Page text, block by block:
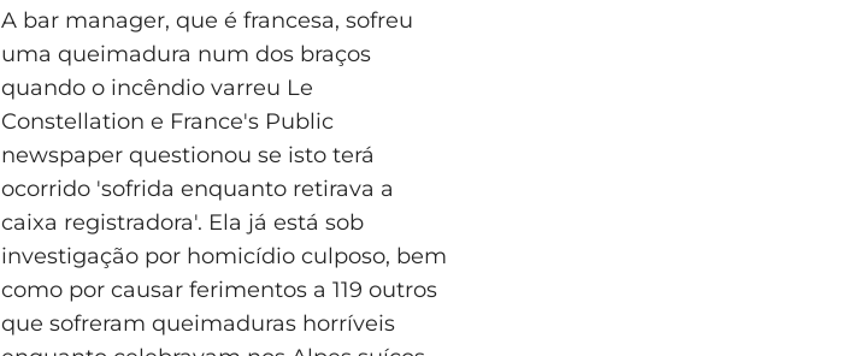
A bar manager, que é francesa, sofreu
uma queimadura num dos braços
quando o incêndio varreu Le
Constellation e France's Public
newspaper questionou se isto terá
ocorrido 'sofrida enquanto retirava a
caixa registradora'. Ela já está sob
investigação por homicídio culposo, bem
como por causar ferimentos a 119 outros
que sofreram queimaduras horríveis